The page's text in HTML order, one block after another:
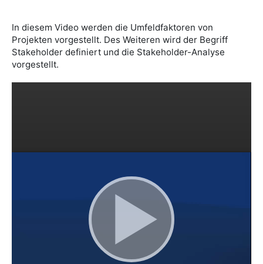
In diesem Video werden die Umfeldfaktoren von
Projekten vorgestellt. Des Weiteren wird der Begriff
Stakeholder definiert und die Stakeholder-Analyse
vorgestellt.